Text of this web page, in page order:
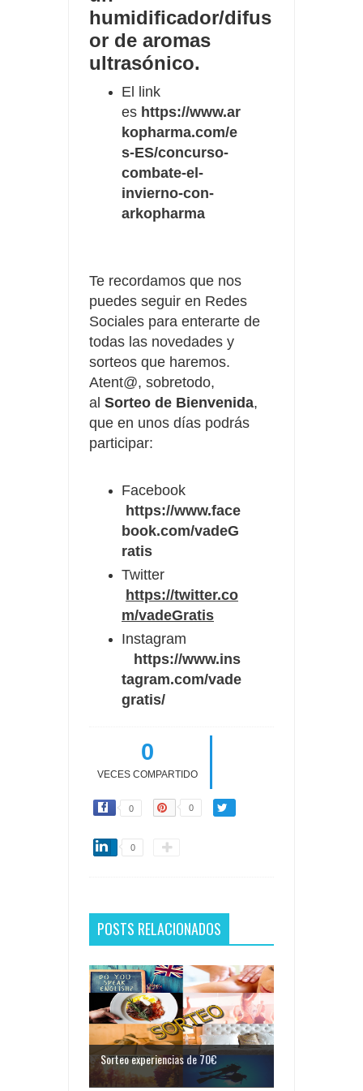
humidificador/difus
or de aromas
ultrasónico.
El link
es https://www.ar
kopharma.com/e
s-ES/concurso-
combate-el-
invierno-con-
arkopharma
Te recordamos que nos
puedes seguir en Redes
Sociales para enterarte de
todas las novedades y
sorteos que haremos.
Atent@, sobretodo,
al Sorteo de Bienvenida,
que en unos días podrás
participar:
Facebook
https://www.face
book.com/vadeG
ratis
Twitter
https://twitter.co
m/vadeGratis
Instagram
https://www.ins
tagram.com/vade
gratis/
0
VECES COMPARTIDO
0 0
0
POSTS RELACIONADOS
Sorteo experiencias de 70€